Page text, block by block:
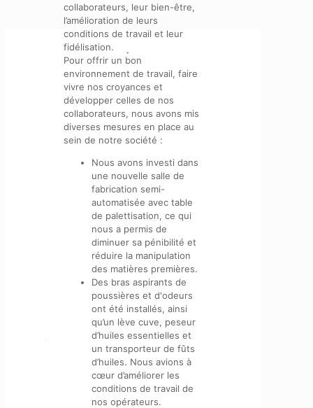
collaborateurs, leur bien-être,
l’amélioration de leurs
conditions de travail et leur
fidélisation.
Pour offrir un bon
environnement de travail, faire
vivre nos croyances et
développer celles de nos
collaborateurs, nous avons mis
diverses mesures en place au
sein de notre société :
Nous avons investi dans
une nouvelle salle de
fabrication semi-
automatisée avec table
de palettisation, ce qui
nous a permis de
diminuer sa pénibilité et
réduire la manipulation
des matières premières.
Des bras aspirants de
poussières et d'odeurs
ont été installés, ainsi
qu’un lève cuve, peseur
d’huiles essentielles et
un transporteur de fûts
d’huiles. Nous avions à
cœur d’améliorer les
conditions de travail de
nos opérateurs.